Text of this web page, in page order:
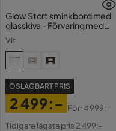
Glow Stort sminkbord med
glasskiva - Förvaring med
Vit
OSLAGBART PRIS
Pris
2 499:-
Original
Förr4 999:-
Tidigare lägsta pris 2 499:-